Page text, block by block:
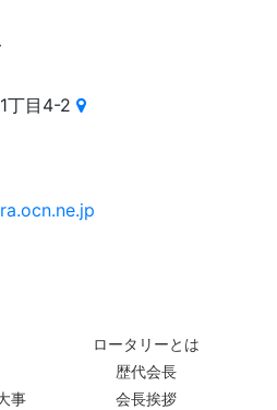
丁目4-2
ロータリーとは
歴代会長
事
会長挨拶